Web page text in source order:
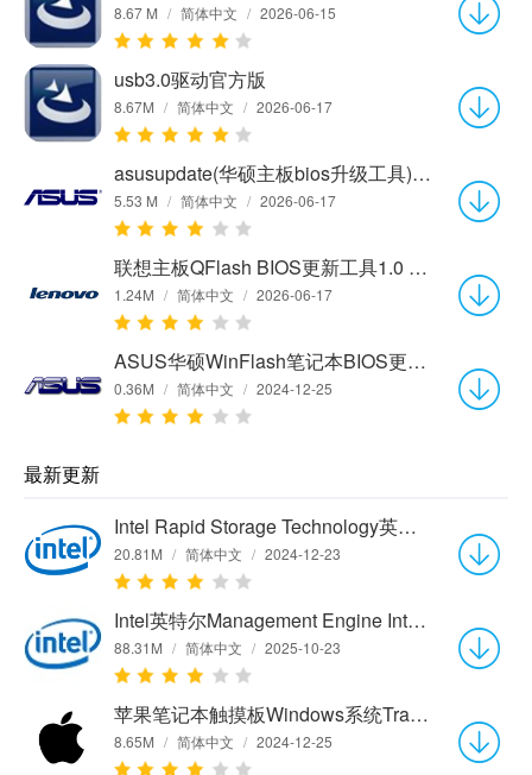
8.67 M / 简体中文 / 2026-06-15
usb3.0驱动官方版
8.67M / 简体中文 / 2026-06-17
asusupdate(华硕主板bios升级工具)v7.15.05官方最新版
5.53 M / 简体中文 / 2026-06-17
联想主板QFlash BIOS更新工具1.0 官方版
1.24M / 简体中文 / 2026-06-17
ASUS华硕WinFlash笔记本BIOS更新程序2.41.1 绿色版
0.36M / 简体中文 / 2024-12-25
最新更新
Intel Rapid Storage Technology英特尔快速存储技术17.2.0.1010 官方版
20.81M / 简体中文 / 2024-12-23
Intel英特尔Management Engine Interface(Intel ME)驱动8.1.2.1336 官方版
88.31M / 简体中文 / 2025-10-23
苹果笔记本触摸板Windows系统Trackpad++驱动2.3d 正式版
8.65M / 简体中文 / 2024-12-25